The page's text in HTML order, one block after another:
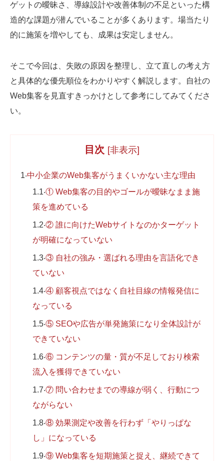
Web制作無料提案 ECサイト制作
よくあるご質問 プライバシーポリシー
ゲットの曖昧さ、導線設計や改善体制の不足といった構
造的な課題が潜んでいることが多くあります。場当たり
的に施策を増やしても、成果は安定しません。
そこで今回は、失敗の原因を整理し、立て直しの考え方
と具体的な優先順位をわかりやすく解説します。自社の
Web集客を見直すきっかけとして参考にしてみてくださ
い。
目次 [非表示]
1中小企業のWeb集客がうまくいかない主な理由
1.1① Web集客の目的やゴールが曖昧なまま施
策を進めている
1.2② 誰に向けたWebサイトなのかターゲット
が明確になっていない
1.3③ 自社の強み・選ばれる理由を言語化でき
ていない
1.4④ 顧客視点ではなく自社目線の情報発信に
なっている
1.5⑤ SEOや広告が単発施策になり全体設計が
できていない
1.6⑥ コンテンツの量・質が不足しており検索
流入を獲得できていない
1.7⑦ 問い合わせまでの導線が弱く、行動につ
ながらない
1.8⑧ 効果測定や改善を行わず「やりっぱな
し」になっている
1.9⑨ Web集客を短期施策と捉え、継続できて